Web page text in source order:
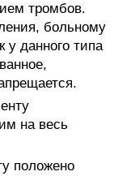
тромбов.
больному
у данного типа
на весь
положено